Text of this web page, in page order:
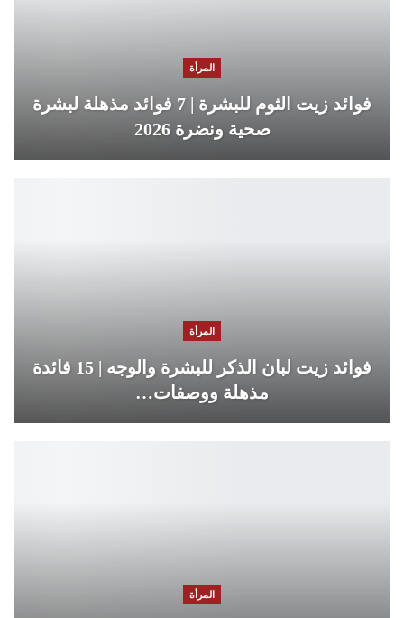
المرأة
فوائد زيت الثوم للبشرة | 7 فوائد مذهلة لبشرة
صحية ونضرة 2026
المرأة
فوائد زيت لبان الذكر للبشرة والوجه | 15 فائدة
مذهلة ووصفات…
المرأة